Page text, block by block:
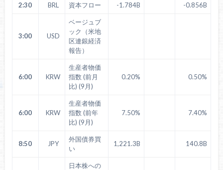
2:30 BRL 資本フロー -1.784B -0.856B
3:00 USD
ベージュブ
ック（米地
区連銀経済
報告）
6:00 KRW
生産者物価
指数 (前月
比) (9月)
0.20% 0.50%
6:00 KRW
生産者物価
指数 (前年
比) (9月)
7.50% 7.40%
8:50 JPY
外国債券買
い
1,221.3B 140.8B
日本株への